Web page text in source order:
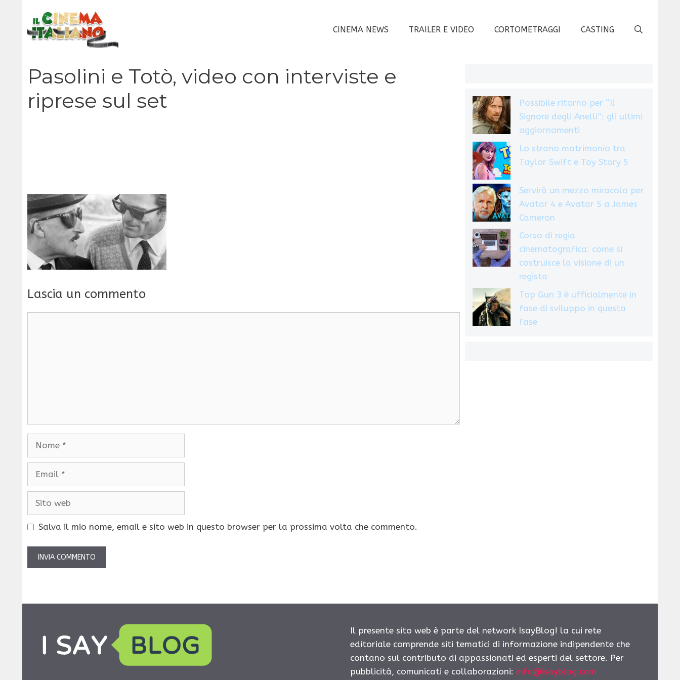
contenuto
CINEMA NEWS TRAILER E VIDEO CORTOMETRAGGI CASTING
Pasolini e Totò, video con interviste e
riprese sul set
Lascia un commento
Salva il mio nome, email e sito web in questo browser per la prossima volta che commento.
Possibile ritorno per “Il
Signore degli Anelli”: gli ultimi
aggiornamenti
Lo strano matrimonio tra
Taylor Swift e Toy Story 5
Servirà un mezzo miracolo per
Avatar 4 e Avatar 5 a James
Cameron
Corso di regia
cinematografica: come si
costruisce la visione di un
regista
Top Gun 3 è ufficialmente in
fase di sviluppo in questa
fase
Il presente sito web è parte del network IsayBlog! la cui rete
editoriale comprende siti tematici di informazione indipendente che
contano sul contributo di appassionati ed esperti del settore. Per
pubblicità, comunicati e collaborazioni: info@isayblog.com